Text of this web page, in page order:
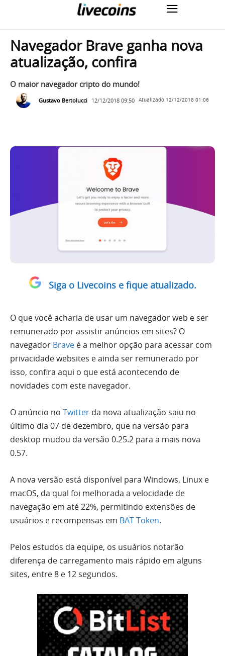
Navegador Brave ganha nova
atualização, confira
O maior navegador cripto do mundo!
Gustavo Bertolucci 12/12/2018 09:50 Atualizado 12/12/2018 01:06
Siga o Livecoins e fique atualizado.
O que você acharia de usar um navegador web e ser
remunerado por assistir anúncios em sites? O
navegador Brave é a melhor opção para acessar com
privacidade websites e ainda ser remunerado por
isso, confira aqui o que está acontecendo de
novidades com este navegador.
O anúncio no Twitter da nova atualização saiu no
último dia 07 de dezembro, que na versão para
desktop mudou da versão 0.25.2 para a mais nova
0.57.
A nova versão está disponível para Windows, Linux e
macOS, da qual foi melhorada a velocidade de
navegação em até 22%, permitindo extensões de
usuários e recompensas em BAT Token.
Pelos estudos da equipe, os usuários notarão
diferença de carregamento mais rápido em alguns
sites, entre 8 e 12 segundos.